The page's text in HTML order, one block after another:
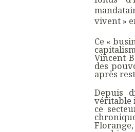
vivent »
Ce «
Vincent
des
après
Depuis
véritable
ce